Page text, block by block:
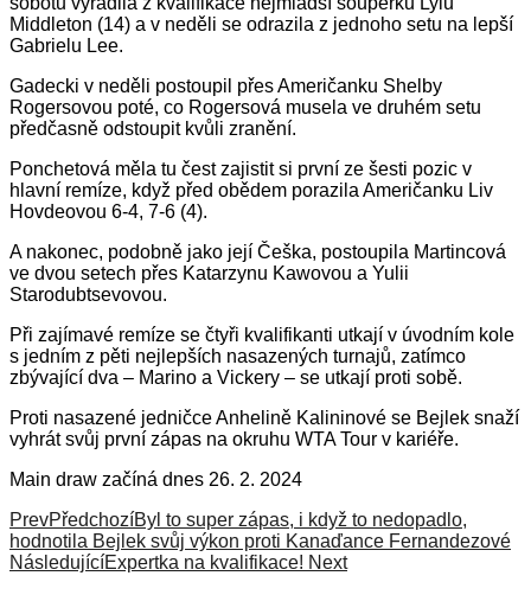
Middleton (14) a v neděli se odrazila z jednoho setu na lepší
Gabrielu Lee.
Gadecki v neděli postoupil přes Američanku Shelby
Rogersovou poté, co Rogersová musela ve druhém setu
předčasně odstoupit kvůli zranění.
Ponchetová měla tu čest zajistit si první ze šesti pozic v
hlavní remíze, když před obědem porazila Američanku Liv
Hovdeovou 6-4, 7-6 (4).
A nakonec, podobně jako její Češka, postoupila Martincová
ve dvou setech přes Katarzynu Kawovou a Yulii
Starodubtsevovou.
Při zajímavé remíze se čtyři kvalifikanti utkají v úvodním kole
s jedním z pěti nejlepších nasazených turnajů, zatímco
zbývající dva – Marino a Vickery – se utkají proti sobě.
Proti nasazené jedničce Anhelině Kalininové se Bejlek snaží
vyhrát svůj první zápas na okruhu WTA Tour v kariéře.
Main draw začíná dnes 26. 2. 2024
PrevPředchozíByl to super zápas, i když to nedopadlo,
hodnotila Bejlek svůj výkon proti Kanaďance Fernandezové
NásledujícíExpertka na kvalifikace! Next